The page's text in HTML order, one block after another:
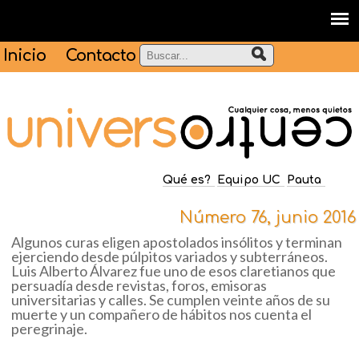
Inicio Contacto
Qué es? Equipo UC Pauta
Número 76, junio 2016
Algunos curas eligen apostolados insólitos y terminan
ejerciendo desde púlpitos variados y subterráneos.
Luis Alberto Álvarez fue uno de esos claretianos que
persuadía desde revistas, foros, emisoras
universitarias y calles. Se cumplen veinte años de su
muerte y un compañero de hábitos nos cuenta el
peregrinaje.